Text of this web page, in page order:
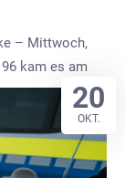
– Mittwoch,
kam es am
20
OKT.